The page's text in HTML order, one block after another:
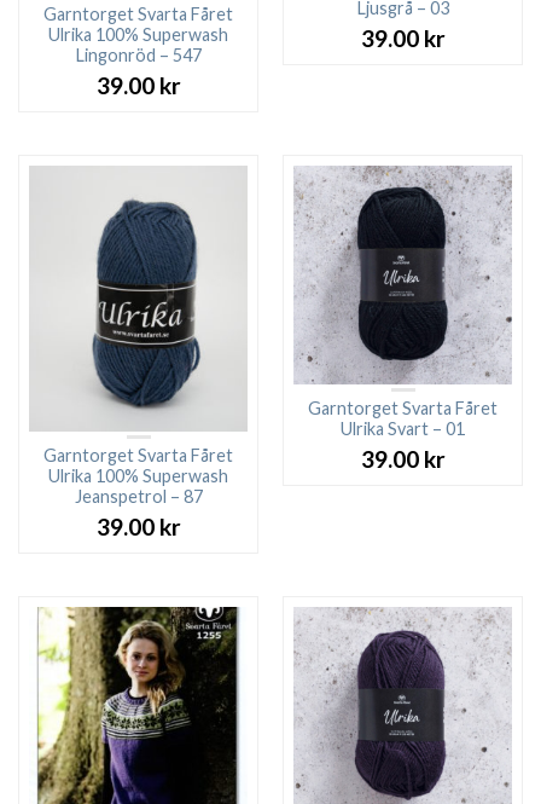
Garntorget Svarta Fåret
Ulrika 100% Superwash
Lingonröd – 547
39.00 kr
Ljusgrå – 03
39.00 kr
Garntorget Svarta Fåret
Ulrika 100% Superwash
Jeanspetrol – 87
39.00 kr
Garntorget Svarta Fåret
Ulrika Svart – 01
39.00 kr